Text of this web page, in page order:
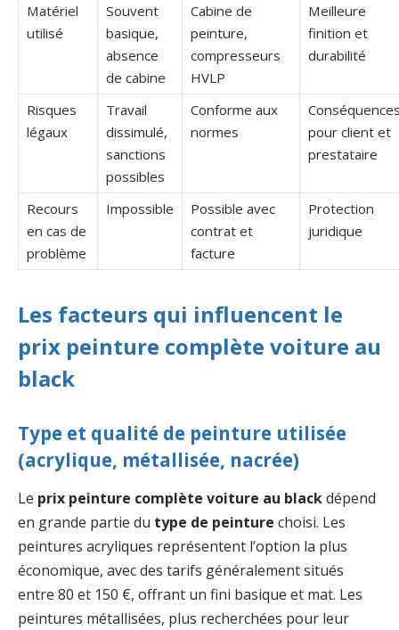
Matériel
utilisé
Souvent
basique,
absence
de cabine
Cabine de
peinture,
compresseurs
HVLP
Meilleure
finition et
durabilité
Risques
légaux
Travail
dissimulé,
sanctions
possibles
Conforme aux
normes
pour client et
prestataire
Recours
en cas de
problème
Impossible
Possible avec
contrat et
facture
Protection
juridique
Les facteurs qui influencent le
prix peinture complète voiture au
black
Type et qualité de peinture utilisée
(acrylique, métallisée, nacrée)
Le prix peinture complète voiture au blackdépend
en grande partie du type de peinture choisi. Les
peintures acryliques représentent l’option la plus
économique, avec des tarifs généralement situés
entre 80 et 150 €, offrant un fini basique et mat. Les
peintures métallisées, plus recherchées pour leur